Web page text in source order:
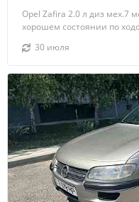
Opel Zafira 2.0 л диз мех.7
хорошем состоянии по
30 июля